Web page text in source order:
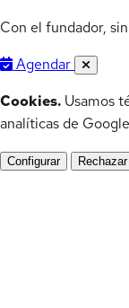
Con el fundador,
Agendar
Cookies. Usamos
analíticas de
Configurar Rechazar